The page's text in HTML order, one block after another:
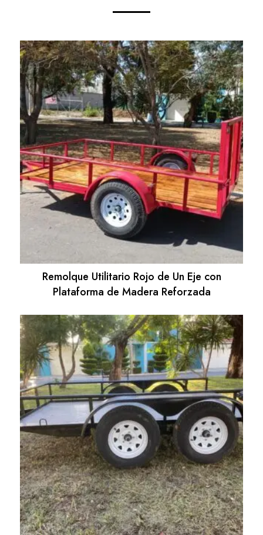
Remolque Utilitario Rojo de Un Eje con
Plataforma de Madera Reforzada